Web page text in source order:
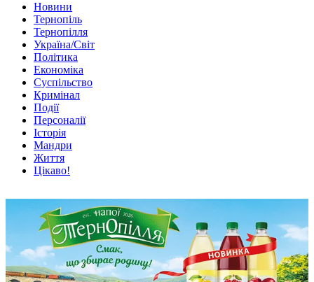
Новини
Тернопіль
Тернопілля
Україна/Світ
Політика
Економіка
Суспільство
Кримінал
Події
Персоналії
Історія
Мандри
Життя
Цікаво!